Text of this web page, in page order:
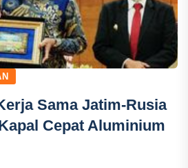
Sama Jatim-Rusia
Cepat Aluminium